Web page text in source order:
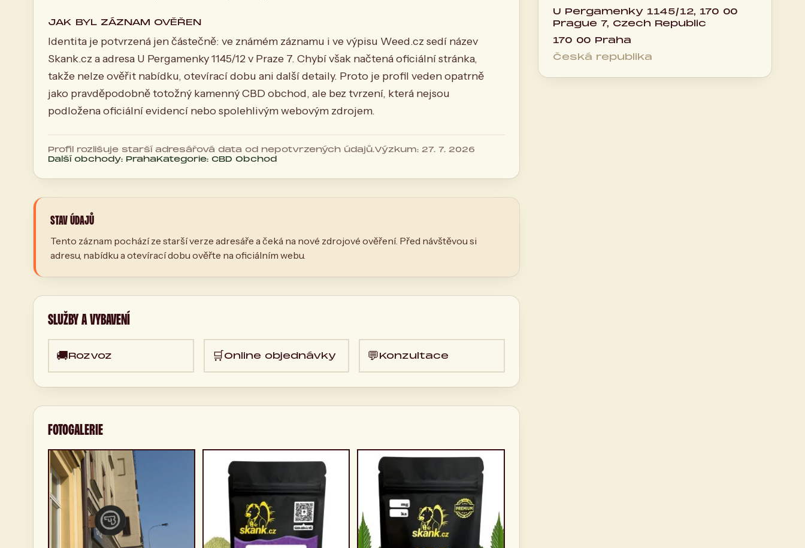
JAK BYL ZÁZNAM OVĚŘEN
Identita je potvrzená jen částečně: ve známém záznamu i ve výpisu Weed.cz sedí název
Skank.cz a adresa U Pergamenky 1145/12 v Praze 7. Chybí však načtená oficiální stránka,
takže nelze ověřit nabídku, otevírací dobu ani další detaily. Proto je profil veden opatrně
jako pravděpodobně totožný kamenný CBD obchod, ale bez tvrzení, která nejsou
podložena oficiální evidencí nebo spolehlivým webovým zdrojem.
Profil rozlišuje starší adresářová data od nepotvrzených údajů.Výzkum: 27. 7. 2026
Další obchody: PrahaKategorie: CBD Obchod
STAV ÚDAJŮ
Tento záznam pochází ze starší verze adresáře a čeká na nové zdrojové ověření. Před návštěvou si
adresu, nabídku a otevírací dobu ověřte na oficiálním webu.
SLUŽBY A VYBAVENÍ
🚚Rozvoz 🛒Online objednávky 💬Konzultace
FOTOGALERIE
U Pergamenky 1145/12, 170 00
Prague 7, Czech Republic
170 00 Praha
Česká republika